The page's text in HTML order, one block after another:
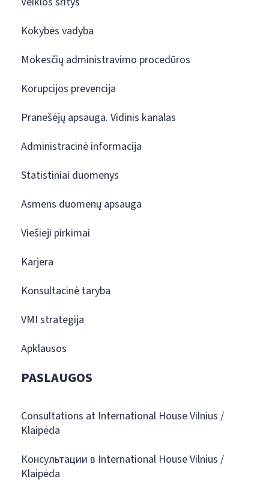
Kokybės vadyba
Mokesčių administravimo procedūros
Korupcijos prevencija
Pranešėjų apsauga. Vidinis kanalas
Administracinė informacija
Statistiniai duomenys
Asmens duomenų apsauga
Viešieji pirkimai
Karjera
Konsultacinė taryba
VMI strategija
Apklausos
PASLAUGOS
Consultations at International House Vilnius /
Klaipėda
Консультации в International House Vilnius /
Klaipėda